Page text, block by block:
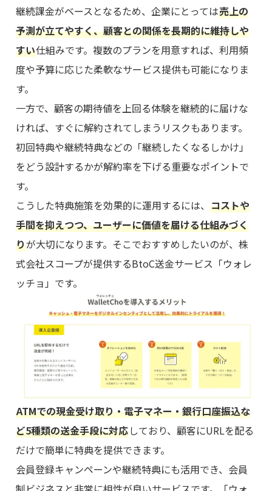
継続課金がベースとなるため、企業にとっては売上の
予測が立てやすく、顧客との関係を長期的に維持しや
すい仕組みです。複数のプランを用意すれば、利用頻
度や予算に応じた柔軟なサービス提供も可能になりま
す。
一方で、顧客の期待値を上回る体験を継続的に届けな
ければ、すぐに解約されてしまうリスクもあります。
初回特典や継続特典などの「継続したくなるしかけ」
をどう設計するかが解約率を下げる重要なポイントで
す。
こうした特典施策を効果的に運用するには、コストや
手間を抑えつつ、ユーザーに価値を届ける仕組みづく
りが大切になります。そこでおすすめしたいのが、株
式会社スコープが提供するBtoC送金サービス「ウォレ
ッチョ」です。
ATMでの現金受け取り・電子マネー・銀行口座振込な
ど5種類の送金手段に対応しており、顧客にURLを配る
だけで簡単に特典を提供できます。
会員登録キャンペーンや継続特典にも活用でき、会員